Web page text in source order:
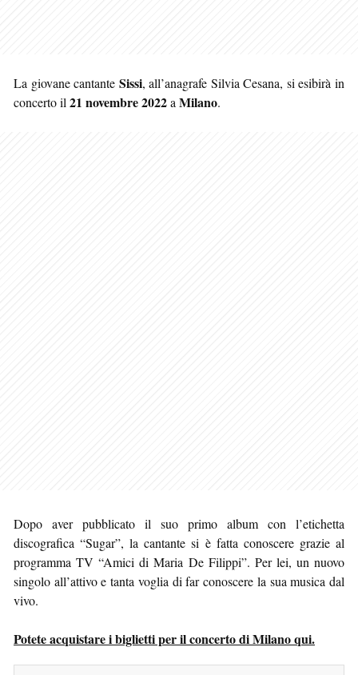
La giovane cantante Sissi, all’anagrafe Silvia Cesana, si esibirà in
concerto il 21 novembre 2022a Milano.
Dopo aver pubblicato il suo primo album con l’etichetta
discografica “Sugar”, la cantante si è fatta conoscere grazie al
programma TV “Amici di Maria De Filippi”. Per lei, un nuovo
singolo all’attivo e tanta voglia di far conoscere la sua musica dal
vivo.
Potete acquistare i biglietti per il concerto di Milano qui.